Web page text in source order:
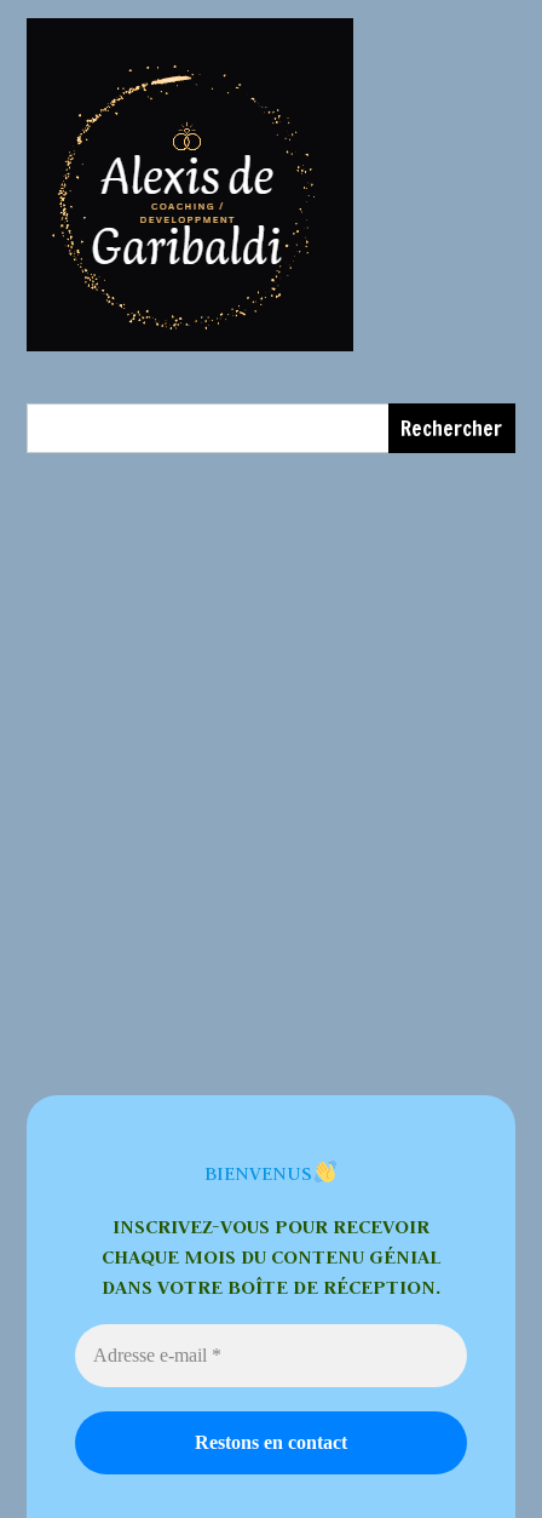
Rechercher
BIENVENUS
INSCRIVEZ-VOUS POUR RECEVOIR
CHAQUE MOIS DU CONTENU GÉNIAL
DANS VOTRE BOÎTE DE RÉCEPTION.